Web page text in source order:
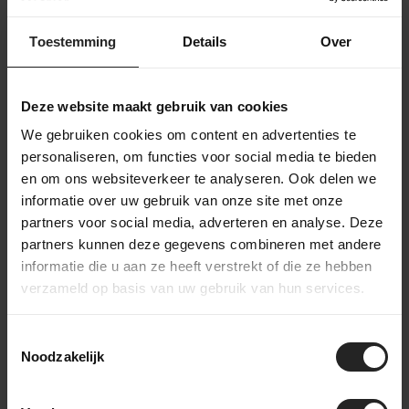
Toestemming Details Over
Deze website maakt gebruik van cookies
We gebruiken cookies om content en advertenties te
personaliseren, om functies voor social media te bieden
en om ons websiteverkeer te analyseren. Ook delen we
informatie over uw gebruik van onze site met onze
partners voor social media, adverteren en analyse. Deze
partners kunnen deze gegevens combineren met andere
informatie die u aan ze heeft verstrekt of die ze hebben
verzameld op basis van uw gebruik van hun services.
Noodzakelijk
getest. Daarna gaat de fiets naar het inpakstation in het
magazijn, waar hij zorgvuldig wordt ingepakt. Accessoires
worden toegevoegd aan de doos, waarna de fiets verzonden
wordt naar een bestemming in Nederland of wereldwijd. Zo
zorgen we ervoor dat je fiets veilig en compleet aankomt.